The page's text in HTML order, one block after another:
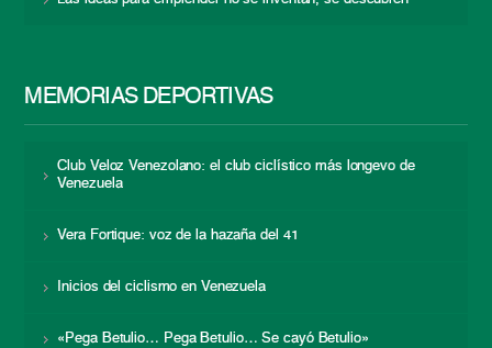
MEMORIAS DEPORTIVAS
Club Veloz Venezolano: el club ciclístico más longevo de
Venezuela
Vera Fortique: voz de la hazaña del 41
Inicios del ciclismo en Venezuela
«Pega Betulio… Pega Betulio… Se cayó Betulio»